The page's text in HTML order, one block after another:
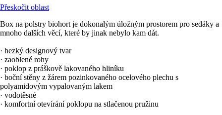
Přeskočit oblast
Box na polstry biohort je dokonalým úložným prostorem pro sedáky a
mnoho dalších věcí, které by jinak nebylo kam dát.
· hezký designový tvar
· zaoblené rohy
· poklop z práškově lakovaného hliníku
· boční stěny z žárem pozinkovaného ocelového plechu s
polyamidovým vypalovaným lakem
· vodotěsné
· komfortní otevírání poklopu na stlačenou pružinu